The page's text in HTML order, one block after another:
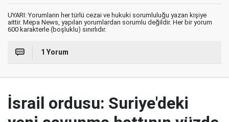
UYARI: Yorumların her türlü cezai ve hukuki sorumluluğu yazan kişiye
aittir. Mepa News, yapılan yorumlardan sorumlu değildir. Her bir yorum
600 karakterle (boşluklu) sınırlıdır.
1 Yorum
İsrail ordusu: Suriye'deki